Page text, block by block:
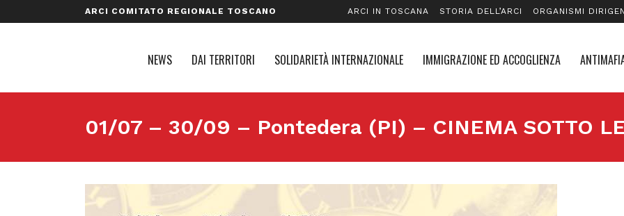
ARCI COMITATO REGIONALE TOSCANO ARCI IN TOSCANA STORIA DELL’ARCI ORGANISMI
NEWS DAI TERRITORI SOLIDARIETÀ INTERNAZIONALE IMMIGRAZIONE ED ACCOGLIENZA
01/07 – 30/09 – Pontedera (PI) – CINEMA SOTTO